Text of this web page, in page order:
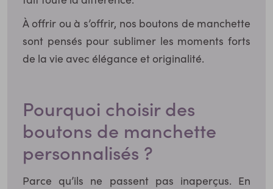
À offrir ou à s’offrir, nos boutons de manchette
sont pensés pour sublimer les moments forts
de la vie avec élégance et originalité.
Pourquoi choisir des
boutons de manchette
personnalisés ?
Parce qu’ils ne passent pas inaperçus. En